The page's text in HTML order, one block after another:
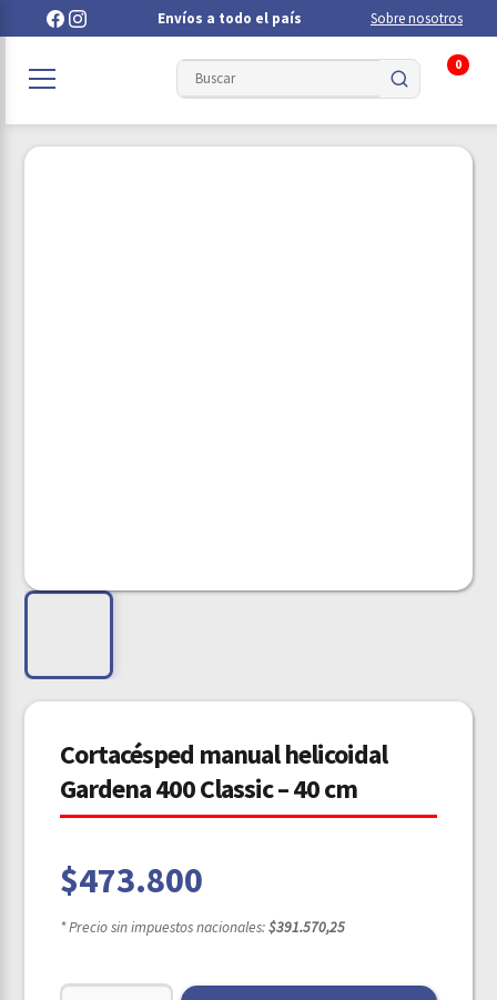
Envíos a todo el país Sobre nosotros
0
Cortacésped manual helicoidal
Gardena 400 Classic – 40 cm
$473.800
* Precio sin impuestos nacionales:$391.570,25